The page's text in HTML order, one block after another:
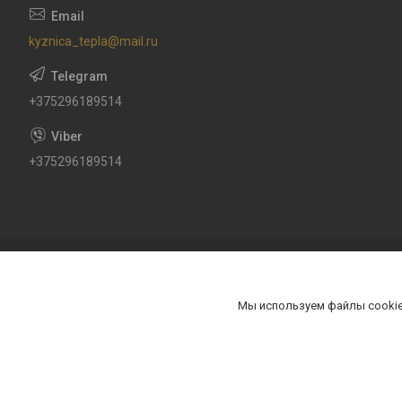
kyznica_tepla@mail.ru
+375296189514
+375296189514
Мы используем файлы